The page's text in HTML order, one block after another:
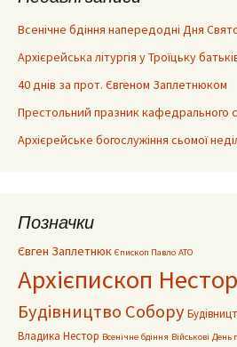
Всенічне бдіння напередодні Дня
Архієрейська літургія у Троїцьку
40 днів за прот. Євгеном Заплетнюком
Престольний празник кафедрального
Архієрейське богослужіння сьомої
Позначки
Євген Заплетнюк Єпископ Павло АТО
Архієпископ Нестор
Будівництво Собору
Владика Нестор Всенічне бдіння Військові День